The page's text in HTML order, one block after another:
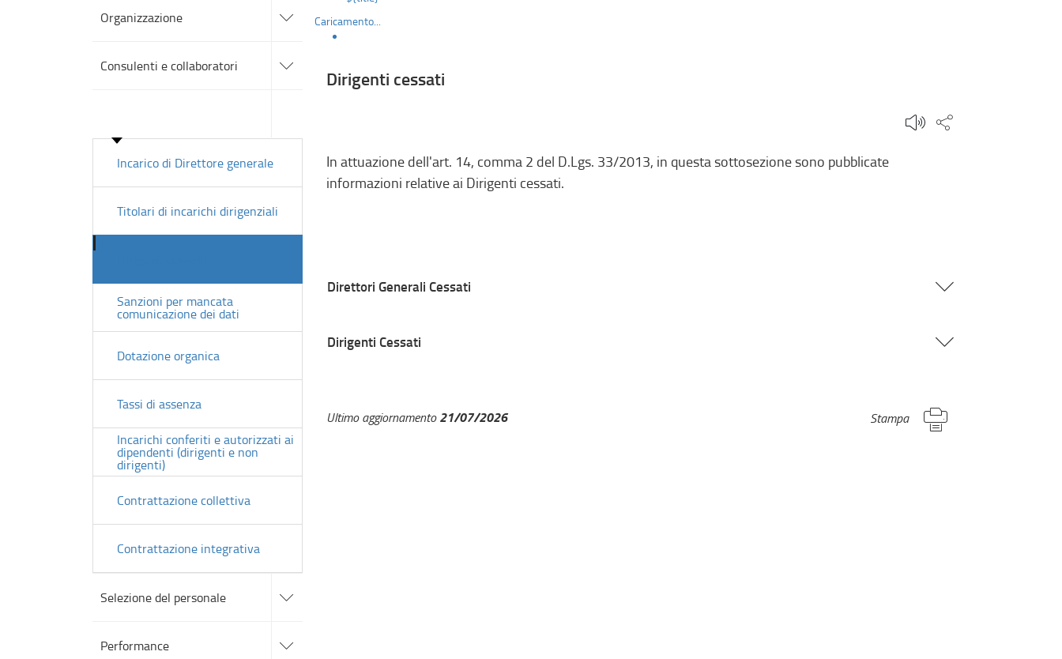
Organizzazione
alle
sotto
Consulenti e collaboratori
alle
sotto
Incarico di Direttore generale
Titolari di incarichi dirigenziali
Sanzioni per mancata
comunicazione dei dati
Dotazione organica
Tassi di assenza
Incarichi conferiti e autorizzati ai
dipendenti (dirigenti e non
dirigenti)
Contrattazione collettiva
Contrattazione integrativa
Selezione del personale alle
sotto
Performance
alle
sotto
Caricamento...
Dirigenti cessati
Condividi
In attuazione dell'art. 14, comma 2 del D.Lgs. 33/2013, in questa sottosezione sono pubblicate
informazioni relative ai Dirigenti cessati.
Direttori Generali Cessati
Dirigenti Cessati
Ultimo aggiornamento21/07/2026 Stampa